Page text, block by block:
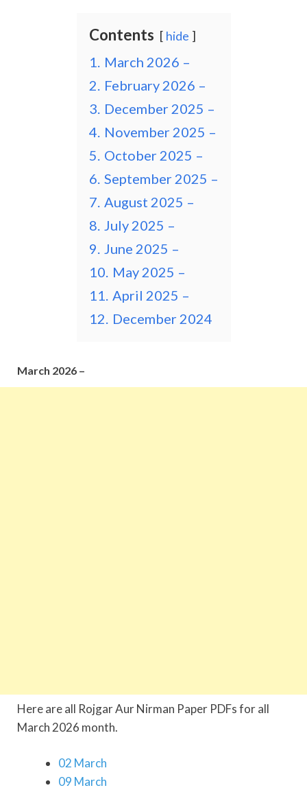
Contents hide
1.
March 2026 –
2. February 2026 –
3. December 2025 –
4. November 2025 –
5. October 2025 –
6. September 2025 –
7. August 2025 –
8.
July 2025 –
9.
June 2025 –
10. May 2025 –
11.
April 2025 –
12. December 2024
March 2026 –
Here are all Rojgar Aur Nirman Paper PDFs for all
March 2026 month.
02 March
09 March